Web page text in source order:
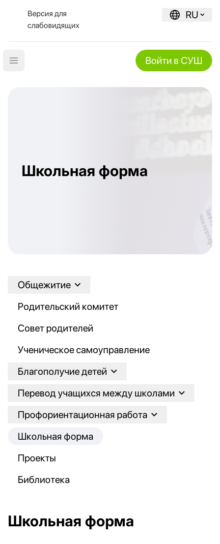
Версия для
слабовидящих
RU
Open main menu Войти в СУШ
Школьная форма
Общежитие
Родительский комитет
Совет родителей
Ученическое самоуправление
Благополучие детей
Перевод учащихся между школами
Профориентационная работа
Школьная форма
Проекты
Библиотека
Школьная форма